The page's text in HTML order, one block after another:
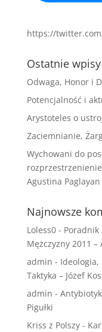
https://
Ostatnie wpisy
Odwaga, Honor i
Potencjalność i
Arystoteles o
Zaciemnianie,
Wychowani do
Agustina Paglayan
Najnowsze
Loless0- Poradnik
Mężczyzny 2011 –
admin - Ideologia,
Taktyka – Józef
admin -
Pigułki
Kriss z Polszy-